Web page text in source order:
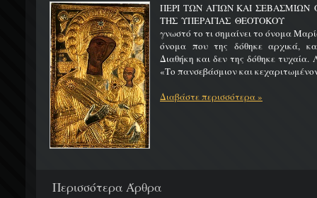
ΠΕΡΙ ΤΩΝ ΑΓΙΩΝ ΚΑΙ
ΤΗΣ ΥΠΕΡΑΓΙΑΣ ΘΕΟΤΟΚΟΥ
γνωστό το τι σημαίνει το όνομα
όνομα που της δόθηκε αρχικά,
Διαθήκη και δεν της δόθηκε τυχαία.
«Το πανσεβάσμιον και
Διαβάστε περισσότερα »
Περισσότερα Άρθρα